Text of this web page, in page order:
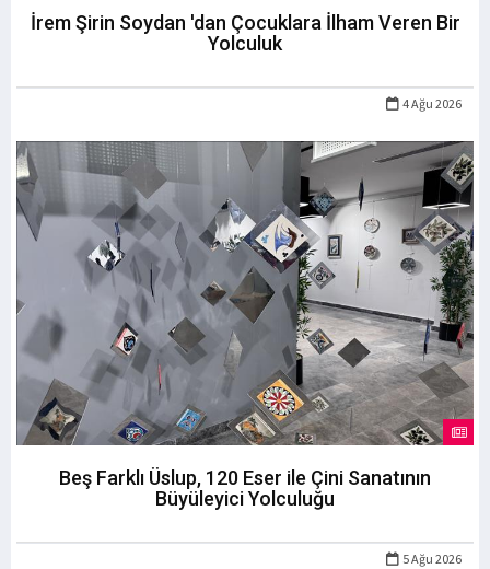
İrem Şirin Soydan 'dan Çocuklara İlham Veren Bir
Yolculuk
4 Ağu 2026
Beş Farklı Üslup, 120 Eser ile Çini Sanatının
Büyüleyici Yolculuğu
5 Ağu 2026